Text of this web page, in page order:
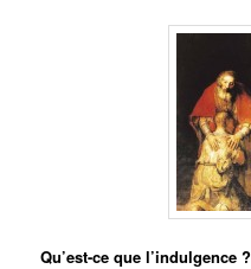
Qu’est-ce que l’indulgence ?